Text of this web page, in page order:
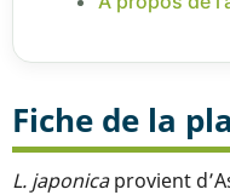
Fiche de la
L. japonicaprovient